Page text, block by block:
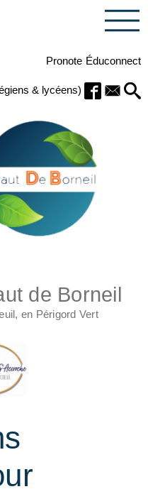
Pronote Éduconnect
& lycéens)
de Borneil
en Périgord Vert